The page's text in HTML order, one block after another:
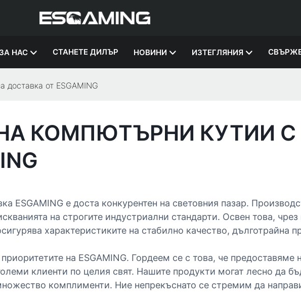
ЗА НАС СТАНЕТЕ ДИЛЪР НОВИНИ ИЗТЕГЛЯНИЯ
доставка от ESGAMING
КОМПЮТЪРНИ КУТИИ С
ESGAMING е доста конкурентен на световния пазар.
на строгите индустриални стандарти. Освен това,
характеристиките на стабилно качество, дълготрайна
на ESGAMING. Гордеем се с това, че предоставяме
клиенти по целия свят. Нашите продукти могат лесно да
комплименти. Ние непрекъснато се стремим да